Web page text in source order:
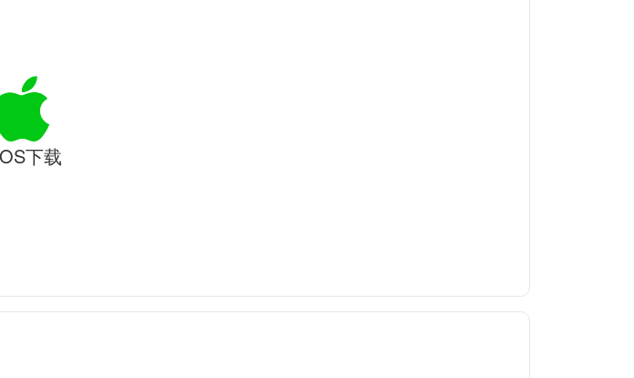
下载